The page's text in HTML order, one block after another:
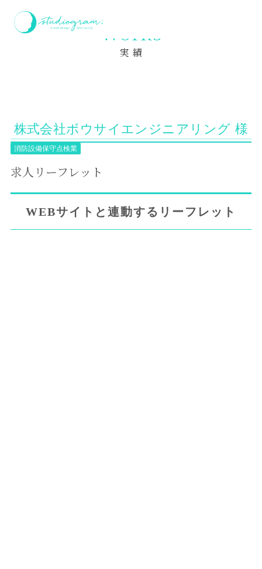
ホーム
Works
実 績
株式会社ボウサイエンジニアリング 様
消防設備保守点検業
求人リーフレット
WEBサイトと連動するリーフレット